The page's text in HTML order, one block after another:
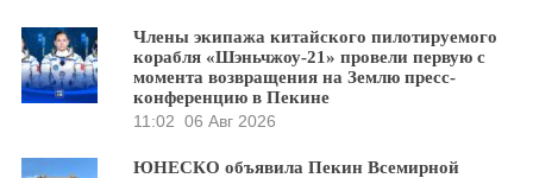
Члены экипажа китайского пилотируемого
корабля «Шэньчжоу-21» провели первую с
момента возвращения на Землю пресс-
конференцию в Пекине
11:02 06 Авг 2026
ЮНЕСКО объявила Пекин Всемирной